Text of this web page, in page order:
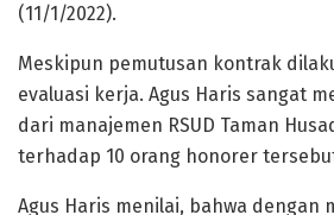
(11/1/2022).
Meskipun pemutusan kontrak
evaluasi kerja. Agus Haris sangat
dari manajemen RSUD Taman
terhadap 10 orang honorer
Agus Haris menilai, bahwa dengan